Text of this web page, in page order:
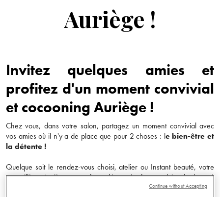
Auriège !
Invitez quelques amies et
profitez d'un moment convivial
et cocooning Auriège !
Chez vous, dans votre salon, partagez un moment convivial avec
vos amies où il n'y a de place que pour 2 choses : le bien-être et
la détente !
Quelque soit le rendez-vous choisi, atelier ou Instant beauté, votre
conseillère Auriège vous fera découvrir des produits de beauté
adaptés à la saison mais surtout adaptés aux besoins et envies de
Continue without Accepting